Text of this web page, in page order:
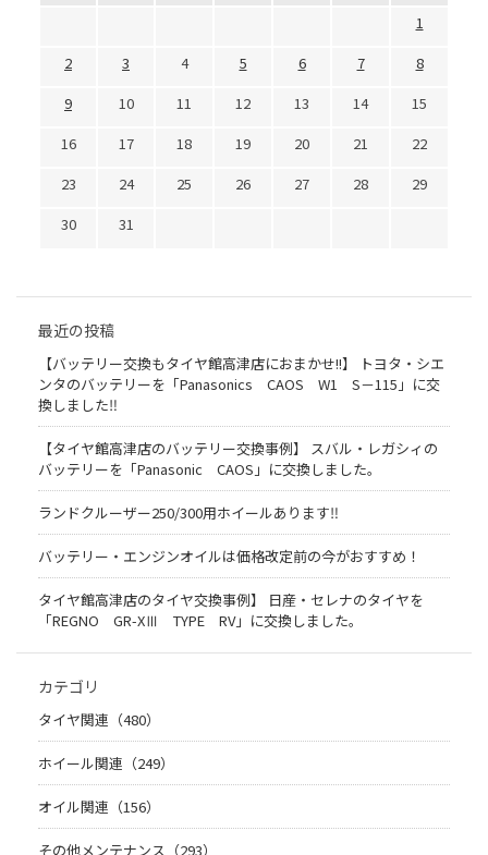
1
2
3 4 5 6 7
8
9
10 11 12 13 14
15
16
17 18 19 20 21
22
23
24 25 26 27 28
29
30
31
最近の投稿
【バッテリー交換もタイヤ館高津店におまかせ!!】 トヨタ・シエ
ンタのバッテリーを「Panasonics CAOS W1 S－115」に交
換しました‼
【タイヤ館高津店のバッテリー交換事例】 スバル・レガシィの
バッテリーを「Panasonic CAOS」に交換しました。
ランドクルーザー250/300用ホイールあります‼
バッテリー・エンジンオイルは価格改定前の今がおすすめ！
タイヤ館高津店のタイヤ交換事例】 日産・セレナのタイヤを
「REGNO GR-XⅢ TYPE RV」に交換しました。
カテゴリ
タイヤ関連（480）
ホイール関連（249）
オイル関連（156）
その他メンテナンス（293）